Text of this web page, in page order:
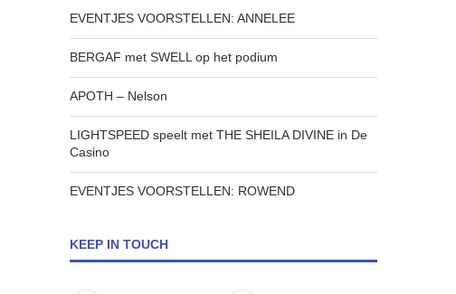
EVENTJES VOORSTELLEN: ANNELEE
BERGAF met SWELL op het podium
APOTH – Nelson
LIGHTSPEED speelt met THE SHEILA DIVINE in De
Casino
EVENTJES VOORSTELLEN: ROWEND
KEEP IN TOUCH